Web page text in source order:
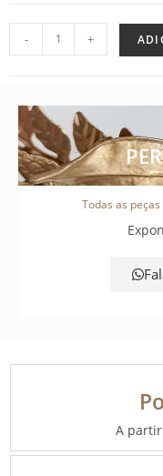
- +
Todas as
A